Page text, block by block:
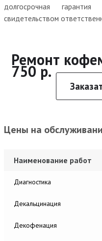
долгосрочная
свидетельством
Ремонт
750 р.
Цены на
Наименование работ
Диагностика
Декальцинация
Декофенация